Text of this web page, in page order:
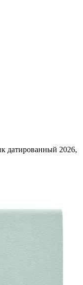
датированный 2026,